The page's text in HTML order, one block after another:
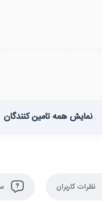
نمایش همه تامین
نظرات کاربران